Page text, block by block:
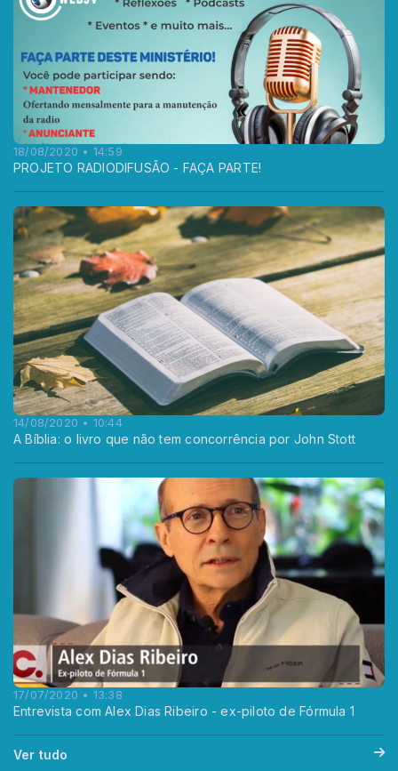
18/08/2020 • 14:59
PROJETO RADIODIFUSÃO - FAÇA PARTE!
14/08/2020 • 10:44
A Bíblia: o livro que não tem concorrência por John Stott
17/07/2020 • 13:38
Entrevista com Alex Dias Ribeiro - ex-piloto de Fórmula 1
Ver tudo